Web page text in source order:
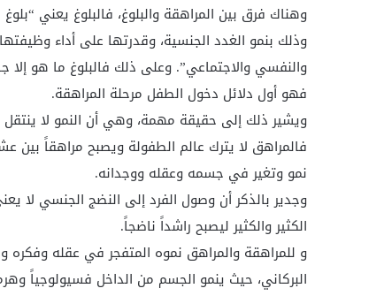
وهناك فرق بين المراهقة والبلوغ، فالبلوغ يعني
وذلك بنمو الغدد الجنسية، وقدرتها على أداء
والنفسي والاجتماعي”. وعلى ذلك فالبلوغ ما هو إلا
فهو أول دلائل دخول الطفل مرحلة المراهقة.
ويشير ذلك إلى حقيقة مهمة، وهي أن النمو لا
فالمراهق لا يترك عالم الطفولة ويصبح مراهقاً بين
نمو وتغير في جسمه وعقله ووجدانه.
وجدير بالذكر أن وصول الفرد إلى النضج الجنسي لا
الكثير والكثير ليصبح راشداً ناضجاً.
و للمراهقة والمراهق نموه المتفجر في عقله وفكره
البركاني، حيث ينمو الجسم من الداخل فسيولوجياً